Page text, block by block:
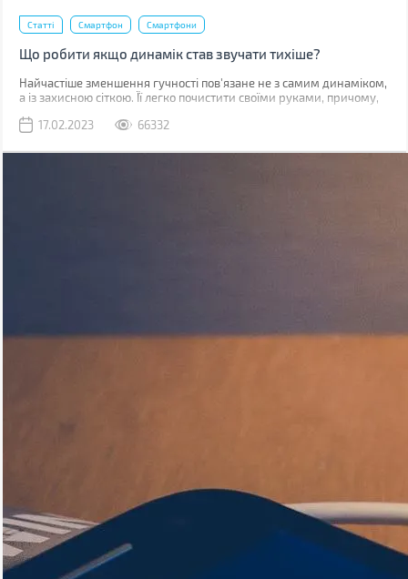
Статті Смартфон Смартфони
Що робити якщо динамік став звучати тихіше?
Найчастіше зменшення гучності пов'язане не з самим динаміком,
а із захисною сіткою. Її легко почистити своїми руками, причому,
17.02.2023
66332